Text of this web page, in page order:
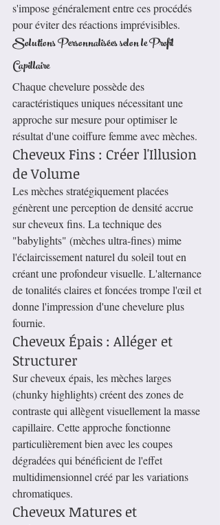
s'impose généralement entre ces procédés
pour éviter des réactions imprévisibles.
Solutions Personnalisées selon le Profil
Capillaire
Chaque chevelure possède des
caractéristiques uniques nécessitant une
approche sur mesure pour optimiser le
résultat d'une coiffure femme avec mèches.
Cheveux Fins : Créer l'Illusion
de Volume
Les mèches stratégiquement placées
génèrent une perception de densité accrue
sur cheveux fins. La technique des
"babylights" (mèches ultra-fines) mime
l'éclaircissement naturel du soleil tout en
créant une profondeur visuelle. L'alternance
de tonalités claires et foncées trompe l'œil et
donne l'impression d'une chevelure plus
fournie.
Cheveux Épais : Alléger et
Structurer
Sur cheveux épais, les mèches larges
(chunky highlights) créent des zones de
contraste qui allègent visuellement la masse
capillaire. Cette approche fonctionne
particulièrement bien avec les coupes
dégradées qui bénéficient de l'effet
multidimensionnel créé par les variations
chromatiques.
Cheveux Matures et